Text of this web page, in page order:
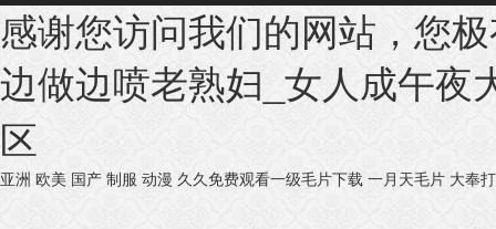
PVC采光板 溫州采光瓦 960型夾芯
感谢您访问我们的网站，您
边做边喷老熟妇_女人成午夜
区
亚洲 欧美 国产 制服 动漫 久久免费观看一级毛片下载 一月天毛片 大奉